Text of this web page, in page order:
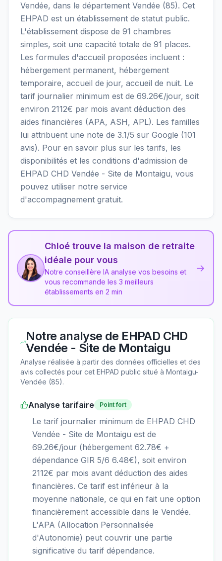
Vendée, dans le département Vendée (85). Cet
EHPAD est un établissement de statut public.
L'établissement dispose de 91 chambres
simples, soit une capacité totale de 91 places.
Les formules d'accueil proposées incluent :
hébergement permanent, hébergement
temporaire, accueil de jour, accueil de nuit. Le
tarif journalier minimum est de 69.26€/jour, soit
environ 2112€ par mois avant déduction des
aides financières (APA, ASH, APL). Les familles
lui attribuent une note de 3.1/5 sur Google (101
avis). Pour en savoir plus sur les tarifs, les
disponibilités et les conditions d'admission de
EHPAD CHD Vendée - Site de Montaigu, vous
pouvez utiliser notre service
d'accompagnement gratuit.
Chloé trouve la maison de retraite
idéale pour vous
Notre conseillère IA analyse vos besoins et
vous recommande les 3 meilleurs
établissements en 2 min
→
Notre analyse de EHPAD CHD
Vendée - Site de Montaigu
Analyse réalisée à partir des données officielles et des
avis collectés pour cet EHPAD public situé à Montaigu-
Vendée (85).
Analyse tarifaire Point fort
Le tarif journalier minimum de EHPAD CHD
Vendée - Site de Montaigu est de
69.26€/jour (hébergement 62.78€ +
dépendance GIR 5/6 6.48€), soit environ
2112€ par mois avant déduction des aides
financières. Ce tarif est inférieur à la
moyenne nationale, ce qui en fait une option
financièrement accessible dans le Vendée.
L'APA (Allocation Personnalisée
d'Autonomie) peut couvrir une partie
significative du tarif dépendance.